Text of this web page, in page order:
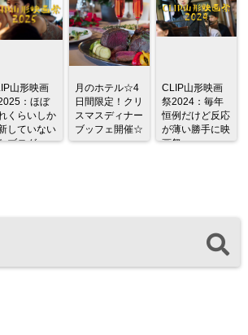
山形映画
：ほぼ
くらいしか
していない
ブログ
月のホテル☆4
日間限定！クリ
スマスディナー
ブッフェ開催☆
CLIP山形映画
祭2024：毎年
恒例だけど反応
が薄い勝手に映
画祭